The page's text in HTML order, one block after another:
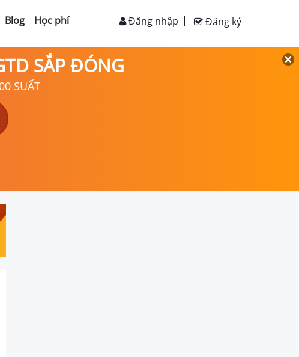
Blog Học phí Đăng ký
Đăng nhập
SẮP ĐÓNG
SUẤT